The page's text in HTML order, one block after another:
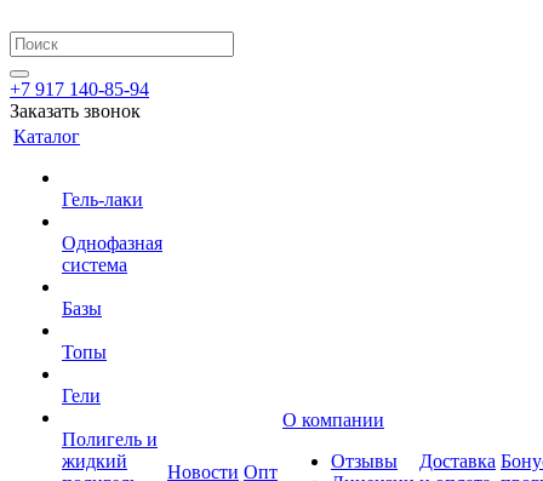
+7 917 140-85-94
Заказать звонок
Каталог
Гель-лаки
Однофазная
система
Базы
Топы
Гели
Полигель и
жидкий
Новости Опт
О компании
Отзывы
Доставка